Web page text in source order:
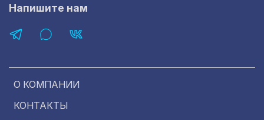
О КОМПАНИИ
КОНТАКТЫ
Напишите нам